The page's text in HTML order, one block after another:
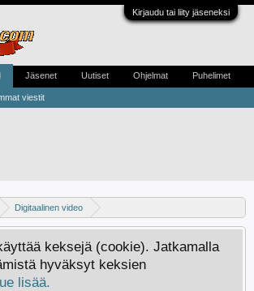
Kirjaudu tai liity jäseneksi
Digitaalinen video
-keskustelu
keksejä (cookie). Jatkamalla
hyväksyt keksien
lisää.
viestit
Jäsenet Uutiset Ohjelmat Puhelimet